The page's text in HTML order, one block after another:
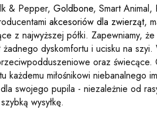
& Pepper, Goldbone, Smart Animal,
akcesoriów dla zwierząt,
z najwyższej półki. Zapewniamy,
dyskomfortu i ucisku na
oraz świecące.
miłośnikowi niebanalnego
swojego pupila - niezależnie od
wysyłkę.